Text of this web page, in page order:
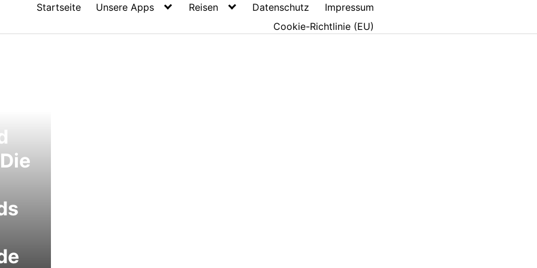
Startseite Unsere Apps Reisen Datenschutz
Impressum
Cookie-Richtlinie (EU)